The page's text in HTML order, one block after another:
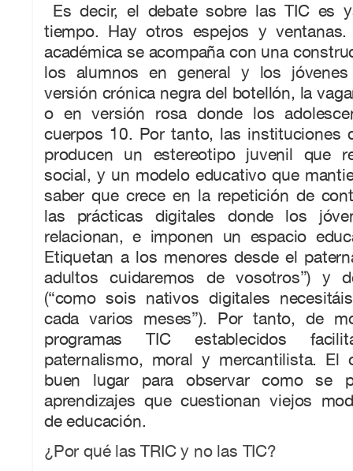
Es decir, el debate sobre las TIC es
tiempo. Hay otros espejos y ventanas.
académica se acompaña con una
los alumnos en general y los
versión crónica negra del botellón, la
o en versión rosa donde los
cuerpos 10. Por tanto, las instituciones
producen un estereotipo juvenil que
social, y un modelo educativo que
saber que crece en la repetición de
las prácticas digitales donde los
relacionan, e imponen un espacio
Etiquetan a los menores desde el
adultos cuidaremos de vosotros”) y
(“como sois nativos digitales
cada varios meses”). Por tanto, de
programas TIC establecidos
paternalismo, moral y mercantilista.
buen lugar para observar como se
aprendizajes que cuestionan viejos
de educación.
¿Por qué las TRIC y no las TIC?